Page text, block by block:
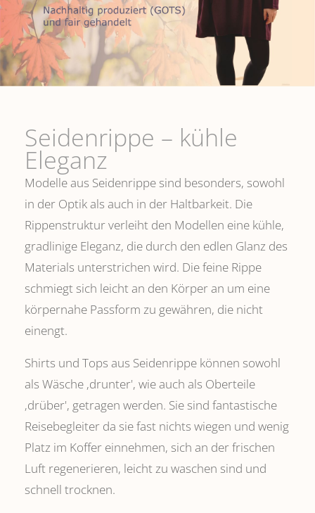
Seidenrippe­ – kühle
Eleganz
Modelle aus Seidenrippe sind besonders, sowohl
in der Optik als auch in der Haltbarkeit. Die
Rippenstruktur verleiht den Modellen eine kühle,
gradlinige Eleganz, die durch den edlen Glanz des
Materials unterstrichen wird. Die feine Rippe
schmiegt sich leicht an den Körper an um eine
körpernahe Passform zu gewähren, die nicht
einengt.
Shirts und Tops aus Seidenrippe können sowohl
als Wäsche ,drunter', wie auch als Oberteile
‚drüber', getragen werden. Sie sind fantastische
Reisebegleiter da sie fast nichts wiegen und wenig
Platz im Koffer einnehmen, sich an der frischen
Luft regenerieren, leicht zu waschen sind und
schnell trocknen.